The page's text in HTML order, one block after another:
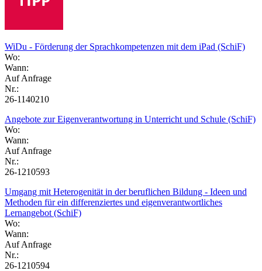
WiDu - Förderung der Sprachkompetenzen mit dem iPad (SchiF)
Wo:
Wann:
Auf Anfrage
Nr.:
26-1140210
Angebote zur Eigenverantwortung in Unterricht und Schule (SchiF)
Wo:
Wann:
Auf Anfrage
Nr.:
26-1210593
Umgang mit Heterogenität in der beruflichen Bildung - Ideen und
Methoden für ein differenziertes und eigenverantwortliches
Lernangebot (SchiF)
Wo:
Wann:
Auf Anfrage
Nr.:
26-1210594